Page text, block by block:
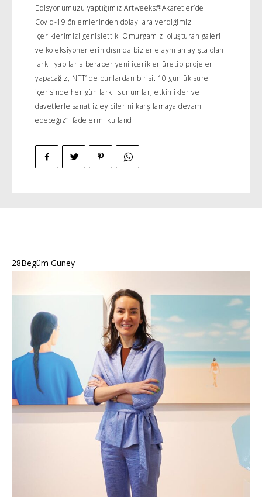
Edisyonumuzu yaptığımız Artweeks@Akaretler’de
Covid-19 önlemlerinden dolayı ara verdiğimiz
içeriklerimizi genişlettik. Omurgamızı oluşturan galeri
ve koleksiyonerlerin dışında bizlerle aynı anlayışta olan
farklı yapılarla beraber yeni içerikler üretip projeler
yapacağız, NFT’ de bunlardan birisi. 10 günlük süre
içerisinde her gün farklı sunumlar, etkinlikler ve
davetlerle sanat izleyicilerini karşılamaya devam
edeceğiz” ifadelerini kullandı.
28Begüm Güney